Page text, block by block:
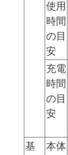
使用
時間
の目
安
充電
時間
の目
安
基
本体